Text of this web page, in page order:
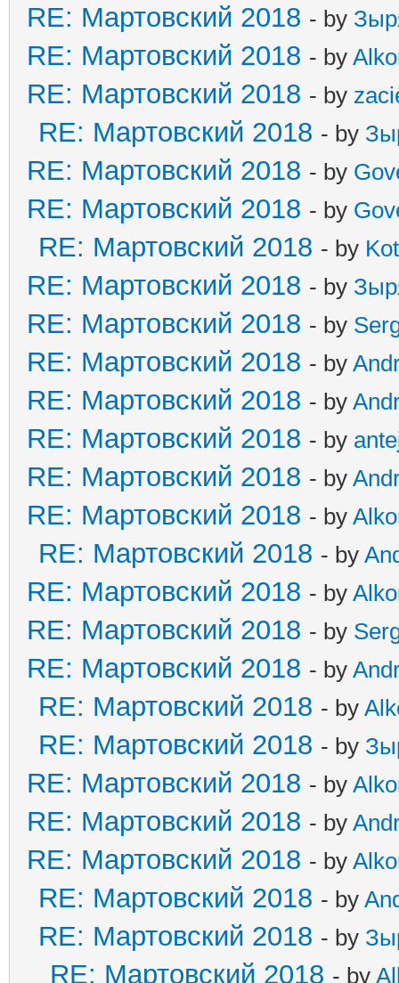
RE: Мартовский 2018 - by
RE: Мартовский 2018 - by
RE: Мартовский 2018 - by
RE: Мартовский 2018 - by
RE: Мартовский 2018 - by
RE: Мартовский 2018 - by
RE: Мартовский 2018 - by Kot
RE: Мартовский 2018 - by
RE: Мартовский 2018 - by
RE: Мартовский 2018 - by
RE: Мартовский 2018 - by
RE: Мартовский 2018 - by
RE: Мартовский 2018 - by
RE: Мартовский 2018 - by
RE: Мартовский 2018 - by
RE: Мартовский 2018 - by
RE: Мартовский 2018 - by
RE: Мартовский 2018 - by
RE: Мартовский 2018 - by
RE: Мартовский 2018 - by
RE: Мартовский 2018 - by
RE: Мартовский 2018 - by
RE: Мартовский 2018 - by
RE: Мартовский 2018 - by
RE: Мартовский 2018 - by
RE: Мартовский 2018 - by